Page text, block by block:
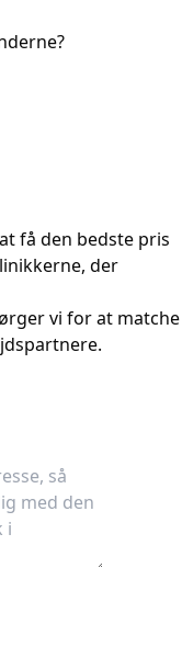
få den bedste pris
der
vi for at matche